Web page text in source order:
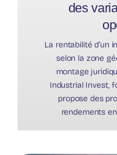
des
La rentabilité d’un
selon la zone
montage
Industrial Invest,
propose des
rendements